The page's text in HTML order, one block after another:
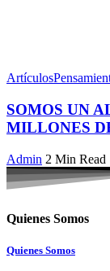
Artículos
SOMOS UN
MILLONES
Admin 2 Min Read
Quienes Somos
Quienes Somos